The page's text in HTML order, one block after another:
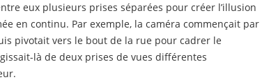
eux plusieurs prises séparées pour créer l’illusion
en continu. Par exemple, la caméra commençait par
pivotait vers le bout de la rue pour cadrer le
là de deux prises de vues différentes